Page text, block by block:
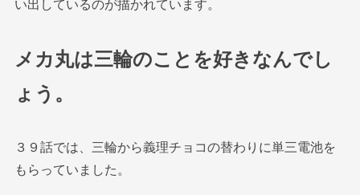
い出しているのが描かれています。
メカ丸は三輪のことを好きなんでし
ょう。
３９話では、三輪から義理チョコの替わりに単三電池を
もらっていました。